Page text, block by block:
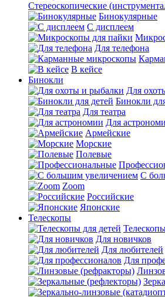
Стереоскопические
Бинокулярные
С дисплеем
Для телефона
В кейсе
Бинокли
Для
Бинокли
Для театра
Для
Армейские
Морские
Полевые
С
Zoom
Российские
Японские
Телескопы
Для новичков
Для любителей
Для